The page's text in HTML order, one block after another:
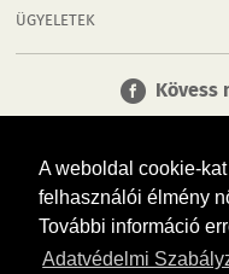
A weboldal cookie-
felhasználói élmény
További információ
Adatvédelmi
ÜGYELETEK
Kövess
Tudj meg többet
menü, cégek…. és